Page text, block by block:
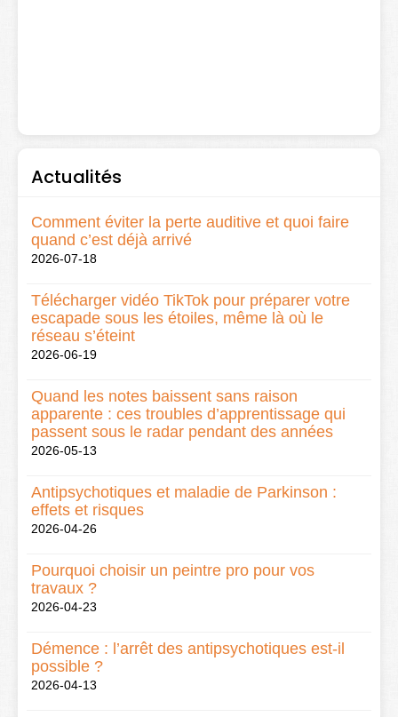
Actualités
Comment éviter la perte auditive et quoi faire
quand c’est déjà arrivé
2026-07-18
Télécharger vidéo TikTok pour préparer votre
escapade sous les étoiles, même là où le
réseau s’éteint
2026-06-19
Quand les notes baissent sans raison
apparente : ces troubles d’apprentissage qui
passent sous le radar pendant des années
2026-05-13
Antipsychotiques et maladie de Parkinson :
effets et risques
2026-04-26
Pourquoi choisir un peintre pro pour vos
travaux ?
2026-04-23
Démence : l’arrêt des antipsychotiques est-il
possible ?
2026-04-13